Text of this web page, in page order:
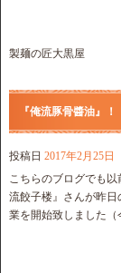
製麺の匠大黒屋
『俺流豚骨醬油』！
投稿日 2017年2月25日
こちらのブログでも
流餃子楼』さんが昨
業を開始致しました（